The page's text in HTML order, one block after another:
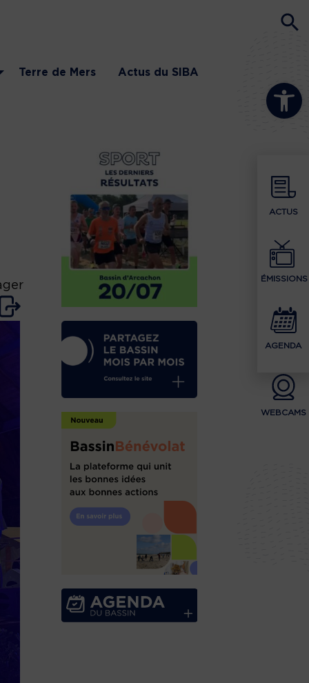
Ouvrir la
ACTUS
ÉMISSIONS
AGENDA
WEBCAMS
Terre de Mers Actus du SIBA